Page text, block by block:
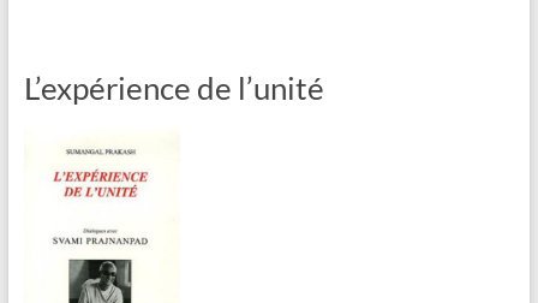
L’expérience de l’unité